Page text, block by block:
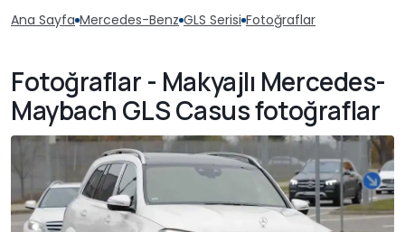
Ana Sayfa Mercedes-Benz GLS Serisi Fotoğraflar
Fotoğraflar - Makyajlı Mercedes-
Maybach GLS Casus fotoğraflar